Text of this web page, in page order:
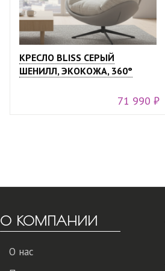
КРЕСЛО BLISS СЕРЫЙ
ШЕНИЛЛ, ЭКОКОЖА, 360°
71 990 ₽
О КОМПАНИИ
О нас